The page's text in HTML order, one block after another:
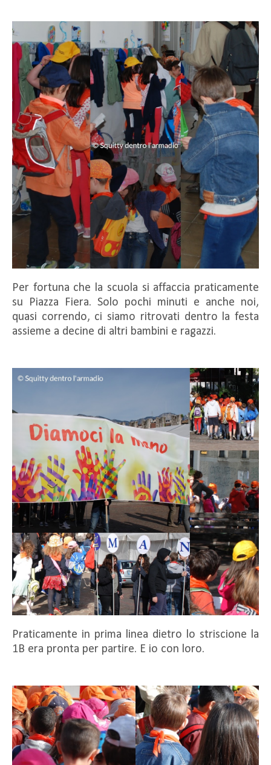
Per fortuna che la scuola si affaccia praticamente
su Piazza Fiera. Solo pochi minuti e anche noi,
quasi correndo, ci siamo ritrovati dentro la festa
assieme a decine di altri bambini e ragazzi.
Praticamente in prima linea dietro lo striscione la
1B era pronta per partire. E io con loro.